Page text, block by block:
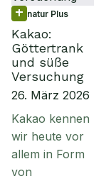
natur Plus
Kakao:
Göttertrank
und süße
Versuchung
26. März 2026
Kakao kennen
wir heute vor
allem in Form
von